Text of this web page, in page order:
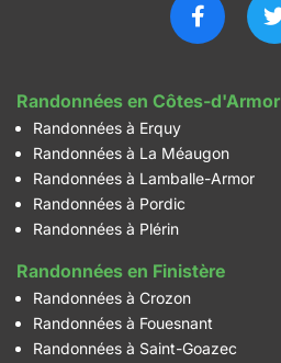
Randonnées en Côtes-d'Armor
Randonnées à Erquy
Randonnées à La Méaugon
Randonnées à Lamballe-Armor
Randonnées à Pordic
Randonnées à Plérin
Randonnées en Finistère
Randonnées à Crozon
Randonnées à Fouesnant
Randonnées à Saint-Goazec